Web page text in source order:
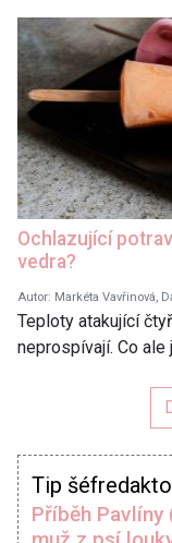
Ochlazující
vedra?
Autor: Markéta Vavřinová,
Teploty atakující
neprospívají. Co
Tip
Příběh